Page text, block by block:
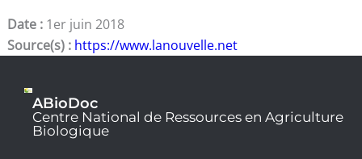
Date : 1er juin 2018
Source(s) : https://www.lanouvelle.net
ABioDoc
Centre National de Ressources en Agriculture
Biologique